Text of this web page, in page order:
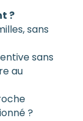
?
sans
sans
au
?